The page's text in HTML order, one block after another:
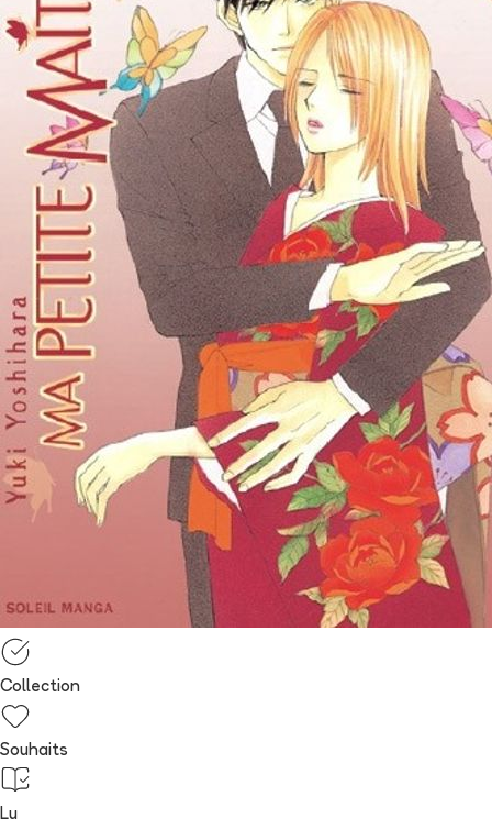
Collection
Souhaits
Lu